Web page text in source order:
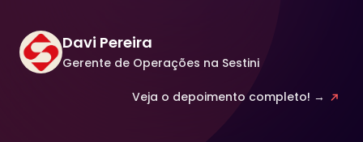
Davi Pereira
Gerente de Operações na Sestini
Veja o depoimento completo! →